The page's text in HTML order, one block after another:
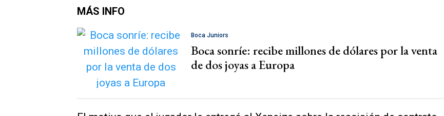
MÁS INFO
Boca Juniors
Boca sonríe: recibe millones de dólares por la venta
de dos joyas a Europa